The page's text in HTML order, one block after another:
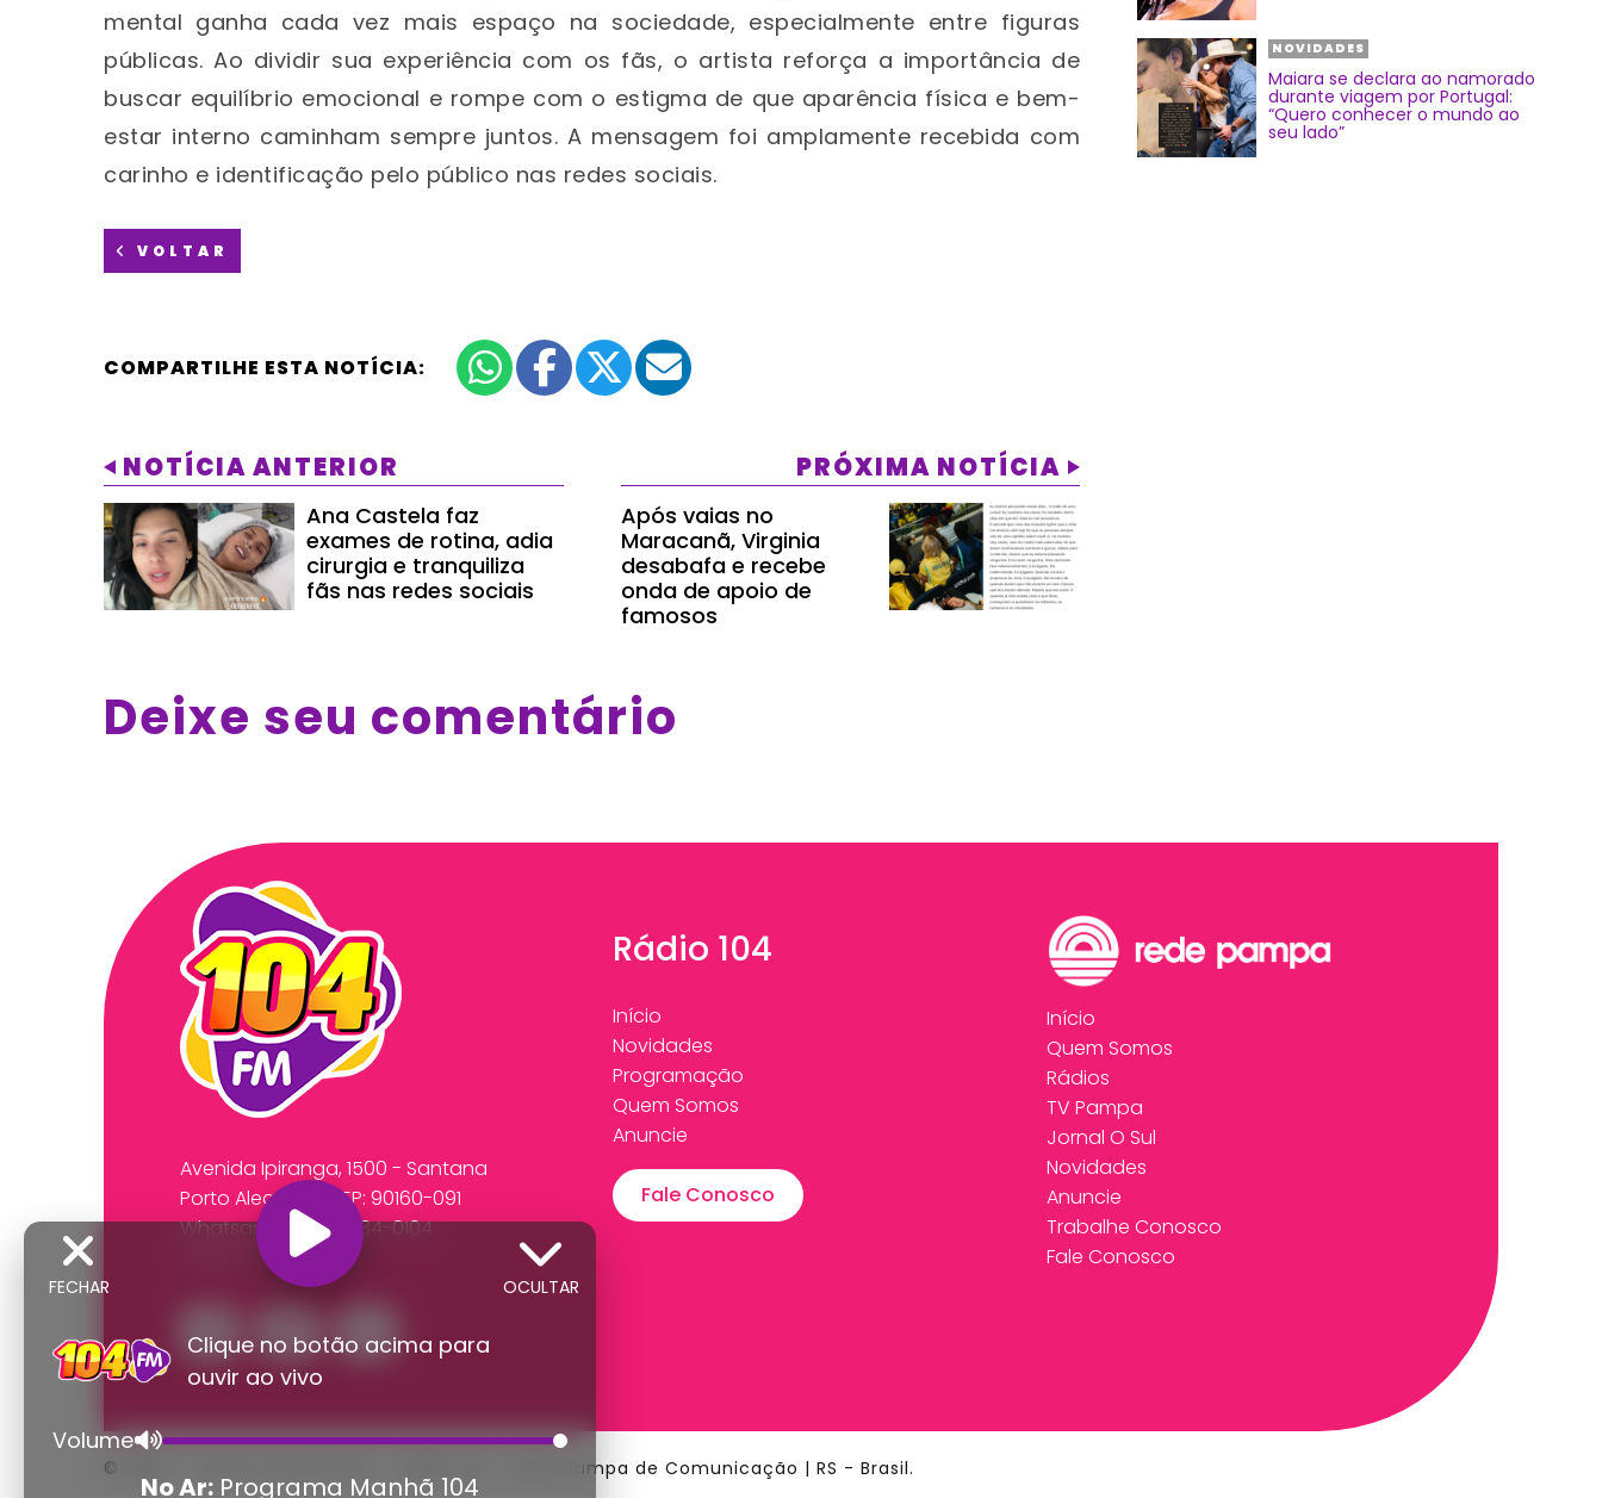
mental ganha cada vez mais espaço na sociedade, especialmente entre figuras
públicas. Ao dividir sua experiência com os fãs, o artista reforça a importância de
buscar equilíbrio emocional e rompe com o estigma de que aparência física e bem-
estar interno caminham sempre juntos. A mensagem foi amplamente recebida com
carinho e identificação pelo público nas redes sociais.
VOLTAR
COMPARTILHE ESTA NOTÍCIA:
NOTÍCIA ANTERIOR
Ana Castela faz
exames de rotina, adia
cirurgia e tranquiliza
fãs nas redes sociais
PRÓXIMA NOTÍCIA
Após vaias no
Maracanã, Virginia
desabafa e recebe
onda de apoio de
famosos
Deixe seu comentário
NOVIDADES
Maiara se declara ao namorado
durante viagem por Portugal:
“Quero conhecer o mundo ao
seu lado”
Avenida Ipiranga, 1500 - Santana
Porto Alegre/RS CEP: 90160-091
Whatsapp:
(51) 99534-0104
Fone: (51) 3218-2591
Rádio 104
Início
Novidades
Programação
Quem Somos
Anuncie
Fale Conosco
Início
Quem Somos
Rádios
TV Pampa
Jornal O Sul
Novidades
Anuncie
Trabalhe Conosco
Fale Conosco
© 2026 - Direitos Reservados - Rádio 104 - Rede Pampa de Comunicação | RS - Brasil.
OCULTAR
FECHAR
Clique no botão acima para
ouvir ao vivo
Volume
No Ar: Programa Manhã 104